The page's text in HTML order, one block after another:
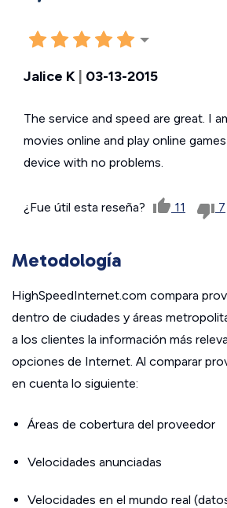
Jalice K | 03-13-2015
The service and speed are great. I
movies online and play online
device with no problems.
¿Fue útil esta reseña? 11 7
Metodología
HighSpeedInternet.com compara
dentro de ciudades y áreas
a los clientes la información más
opciones de Internet. Al comparar
en cuenta lo siguiente:
Áreas de cobertura del proveedor
Velocidades anunciadas
Velocidades en el mundo real